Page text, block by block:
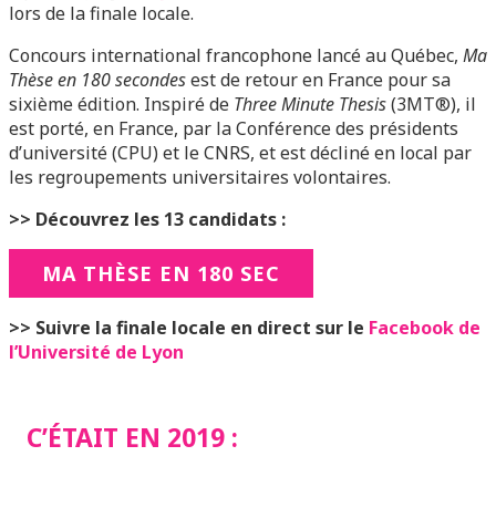
lors de la finale locale.
Concours international francophone lancé au Québec, Ma
Thèse en 180 secondesest de retour en France pour sa
sixième édition. Inspiré de Three Minute Thesis(3MT®), il
est porté, en France, par la Conférence des présidents
d’université (CPU) et le CNRS, et est décliné en local par
les regroupements universitaires volontaires.
>> Découvrez les 13 candidats :
MA THÈSE EN 180 SEC
>> Suivre la finale locale en direct sur le Facebook de
l’Université de Lyon
C’ÉTAIT EN 2019 :